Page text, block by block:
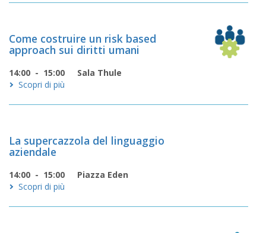
Come costruire un risk based
approach sui diritti umani
14:00 - 15:00
Sala Thule
Scopri di più
La supercazzola del linguaggio
aziendale
14:00 - 15:00
Piazza Eden
Scopri di più